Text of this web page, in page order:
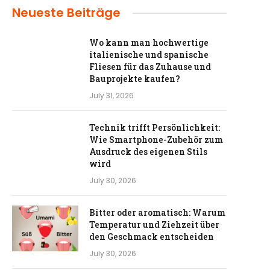
Neueste Beiträge
Wo kann man hochwertige
italienische und spanische
Fliesen für das Zuhause und
Bauprojekte kaufen?
July 31, 2026
Technik trifft Persönlichkeit:
Wie Smartphone-Zubehör zum
Ausdruck des eigenen Stils
wird
July 30, 2026
Bitter oder aromatisch: Warum
Temperatur und Ziehzeit über
den Geschmack entscheiden
July 30, 2026